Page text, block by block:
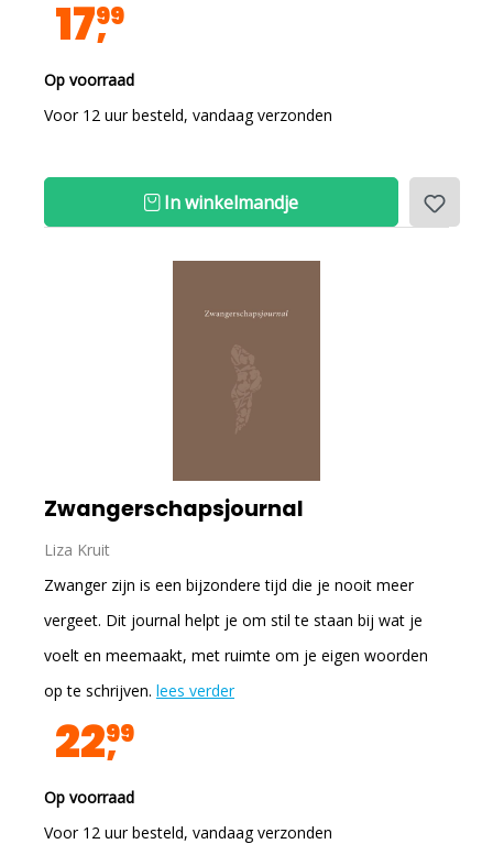
1799
Op voorraad
Voor 12 uur besteld, vandaag verzonden
In winkelmandje
Zwangerschapsjournal
Liza Kruit
Zwanger zijn is een bijzondere tijd die je nooit meer
vergeet. Dit journal helpt je om stil te staan bij wat je
voelt en meemaakt, met ruimte om je eigen woorden
op te schrijven. lees verder
2299
Op voorraad
Voor 12 uur besteld, vandaag verzonden